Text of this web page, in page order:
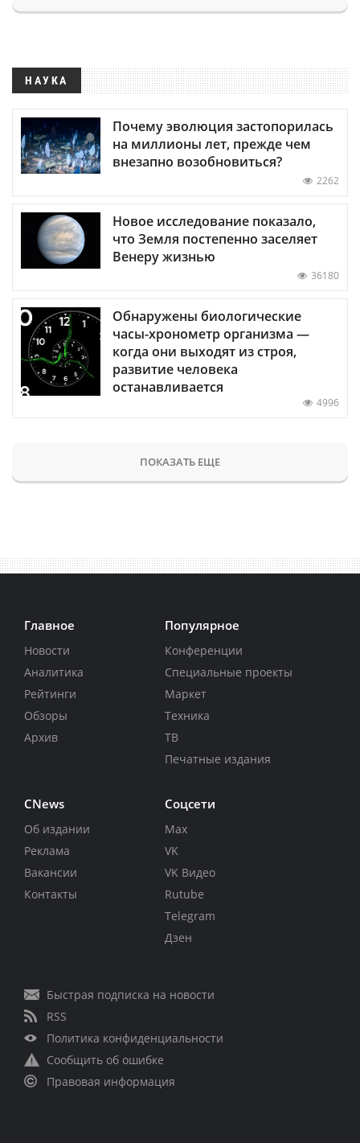
НАУКА
Почему эволюция застопорилась
на миллионы лет, прежде чем
внезапно возобновиться?
2262
Новое исследование показало,
что Земля постепенно заселяет
Венеру жизнью
36180
Обнаружены биологические
часы-хронометр организма —
когда они выходят из строя,
развитие человека
останавливается
4996
ПОКАЗАТЬ ЕЩЕ
Главное
Новости
Аналитика
Рейтинги
Обзоры
Архив
Популярное
Конференции
Специальные проекты
Маркет
Техника
ТВ
Печатные издания
CNews
Об издании
Реклама
Вакансии
Контакты
Соцсети
Max
VK
VK Видео
Rutube
Telegram
Дзен
Быстрая подписка на новости
RSS
Политика конфиденциальности
Сообщить об ошибке
Правовая информация